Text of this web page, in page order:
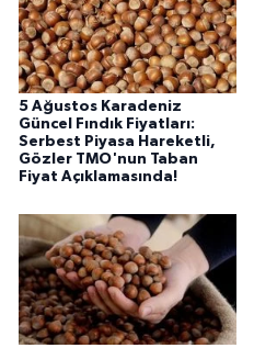
5 Ağustos Karadeniz
Güncel Fındık Fiyatları:
Serbest Piyasa Hareketli,
Gözler TMO'nun Taban
Fiyat Açıklamasında!